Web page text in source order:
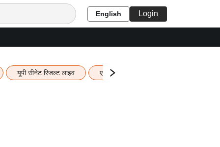
English Login
यूपी सीनेट रिजल्ट लाइव एचबीएसई 12वीं का रिजल्ट लाइव